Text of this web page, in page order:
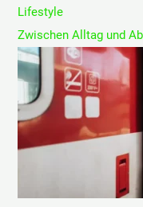
Lifestyle
Zwischen Alltag und